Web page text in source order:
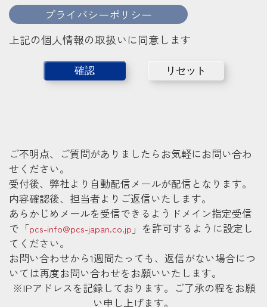
プライバシーポリシー
上記の個人情報の取扱いに同意します
ご不明点、ご質問がありましたらお気軽にお問い合わ
せください。
受付後、弊社より自動配信メールが配信となります。
内容確認後、担当者よりご返信いたします。
あらかじめメールを受信できるようドメイン指定受信
で「pcs-info@pcs-japan.co.jp 」を許可するように設定し
てください。
お問い合わせから1週間たっても、返信がない場合につ
いては再度お問い合わせをお願いいたします。
※IPアドレスを記録しております。ご了承の程をお願
い申し上げます。